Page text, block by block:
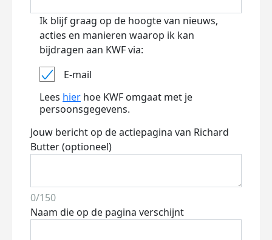
Ik blijf graag op de hoogte van nieuws,
acties en manieren waarop ik kan
bijdragen aan KWF via:
E-mail
Lees hier hoe KWF omgaat met je
persoonsgegevens.
Jouw bericht op de actiepagina van Richard
Butter (optioneel)
0/150
Naam die op de pagina verschijnt